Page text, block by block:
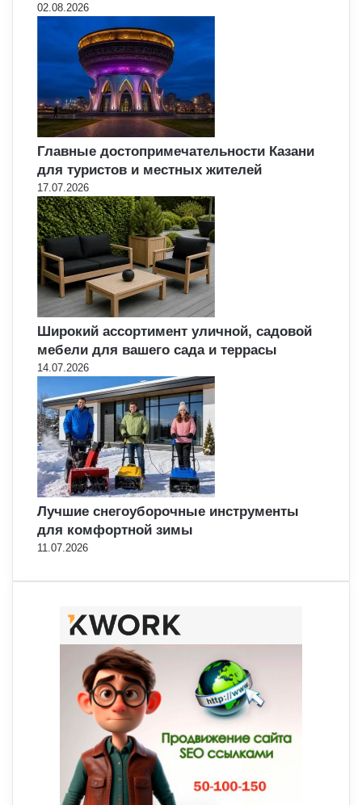
02.08.2026
Главные достопримечательности Казани
для туристов и местных жителей
17.07.2026
Широкий ассортимент уличной, садовой
мебели для вашего сада и террасы
14.07.2026
Лучшие снегоуборочные инструменты
для комфортной зимы
11.07.2026